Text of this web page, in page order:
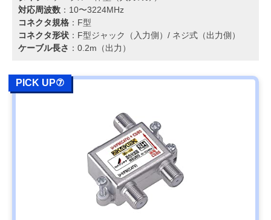
対応周波数 ：10〜3224MHz
コネクタ規格 ：F型
コネクタ形状 ：F型ジャック（入力側）/ ネジ式（出力側）
ケーブル長さ ：0.2m（出力）
PICK UP⑦